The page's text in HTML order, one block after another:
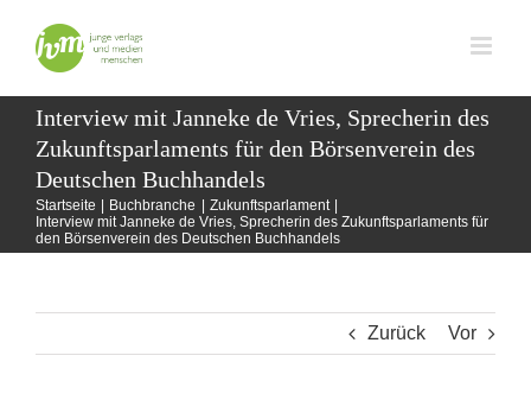
Inhalt
springen
Interview mit Janneke de Vries, Sprecherin des
Zukunftsparlaments für den Börsenverein des
Deutschen Buchhandels
Startseite Buchbranche
Zukunftsparlament
Interview mit Janneke de Vries, Sprecherin des Zukunftsparlaments für
den Börsenverein des Deutschen Buchhandels
Zurück Vor